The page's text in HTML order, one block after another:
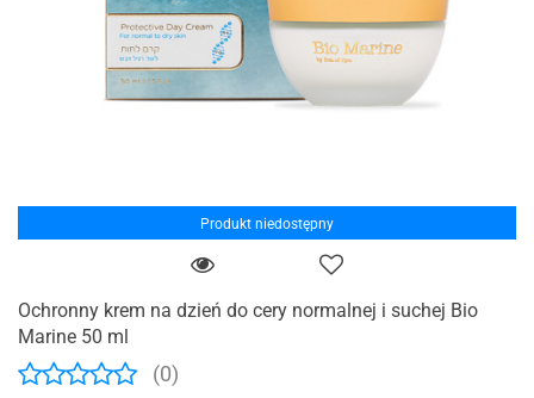
Produkt niedostępny
Ochronny krem na dzień do cery normalnej i suchej Bio
Marine 50 ml
(0)